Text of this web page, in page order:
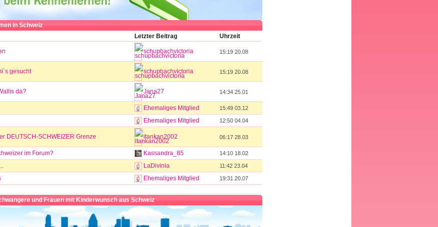
in Schweiz
Letzter Beitrag Uhrzeit
schupbachvictoria 15:19 20.08
gesucht schupbachvictoria 15:19 20.08
da? Jana27 14:34 25.01
Ehemaliges Mitglied 15:49 03.12
Ehemaliges Mitglied 12:50 04.04
DEUTSCH-SCHWEIZER Grenze itankan2002 06:17 28.03
im Forum? Kassandra_85 14:10 18.02
LaDivinia 11:42 23.04
Ehemaliges Mitglied 19:31 20.07
und Frauen mit Kinderwunsch aus Schweiz